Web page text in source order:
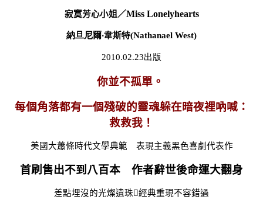
寂寞芳心小姐／Miss Lonelyhearts
納旦尼爾‧韋斯特(Nathanael West)
2010.02.23出版
你並不孤單。
每個角落都有一個殘破的靈魂躲在暗夜裡吶喊：
救救我！
美國大蕭條時代文學典範 表現主義黑色喜劇代表作
首刷售出不到八百本 作者辭世後命運大翻身
差點埋沒的光燦遺珠經典重現不容錯過